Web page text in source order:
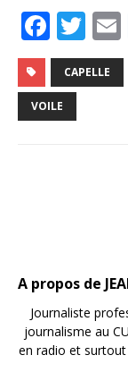
F
a
c
e
T
w
it
CAPELLE
VOILE
A propos de
Journaliste
journalisme au
en radio et surtout